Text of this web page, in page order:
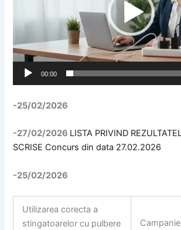
00:00
-25/02/2026
-27/02/2026 LISTA PRIVIND
SCRISE Concurs din data 27.02.2026
-25/02/2026
Utilizarea corecta a
stingatoarelor cu pulbere